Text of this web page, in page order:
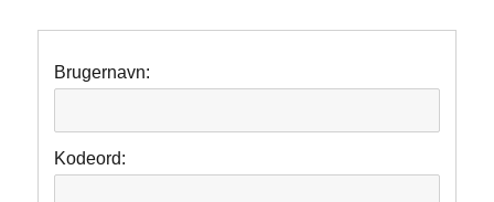
Brugernavn:
Kodeord: